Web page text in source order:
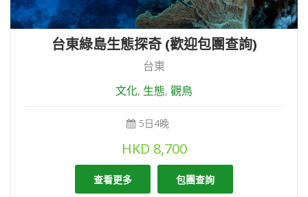
台東綠島生態探奇 (歡迎包團查詢)
台東
文化, 生態, 觀鳥
5日4晚
HKD 8,700
查看更多 包團查詢